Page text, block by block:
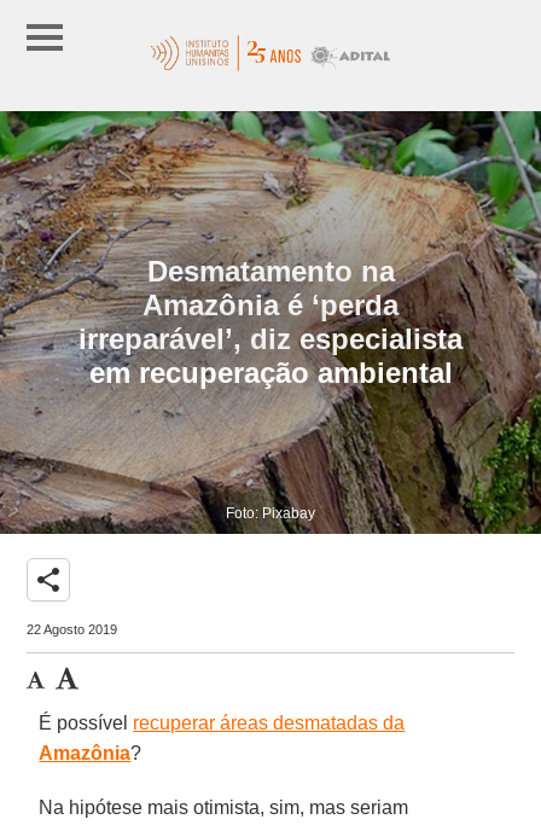
Desmatamento na
Amazônia é ‘perda
irreparável’, diz especialista
em recuperação ambiental
Foto: Pixabay
share
22 Agosto 2019
É possível recuperar áreas desmatadas da
Amazônia?
Na hipótese mais otimista, sim, mas seriam